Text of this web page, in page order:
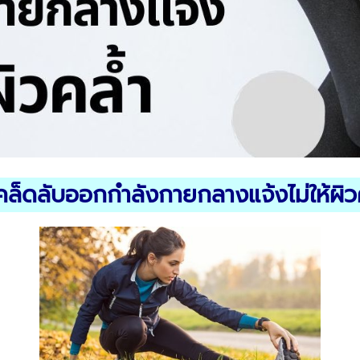
ล็ดลับออกกำลังกายกลางแจ้งไม่ให้ผิ